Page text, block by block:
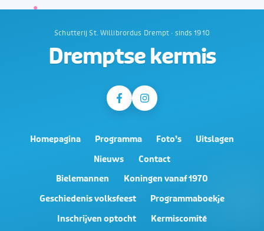
Schutterij St. Willibrordus Drempt · sinds 1910
Dremptse kermis
Homepagina Programma Foto’s
Uitslagen
Nieuws
Contact
Bielemannen
Koningen vanaf 1970
Geschiedenis volksfeest
Programmaboekje
Inschrijven optocht
Kermiscomité